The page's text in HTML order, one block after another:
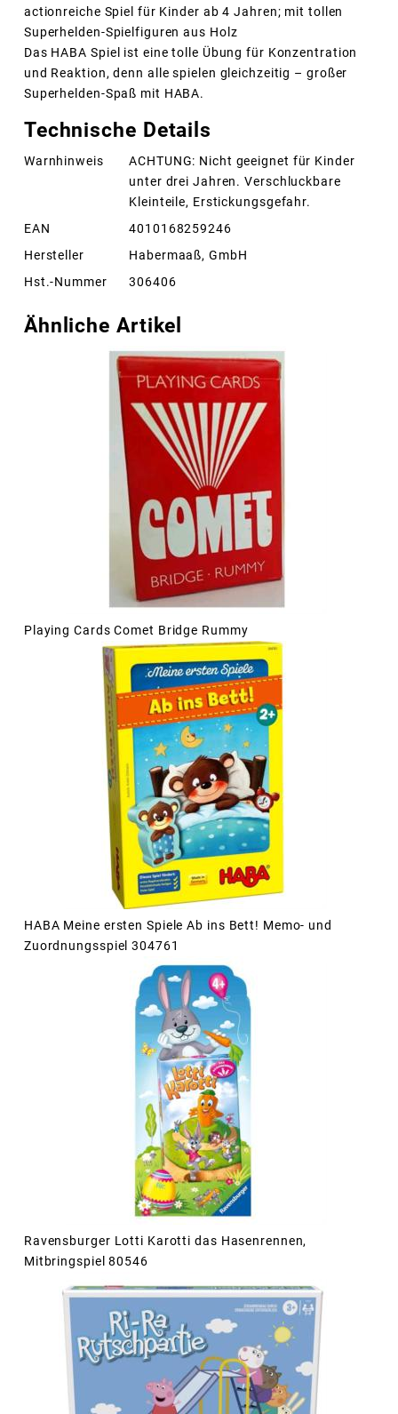
actionreiche Spiel für Kinder ab 4 Jahren; mit tollen
Superhelden-Spielfiguren aus Holz
Das HABA Spiel ist eine tolle Übung für Konzentration
und Reaktion, denn alle spielen gleichzeitig – großer
Superhelden-Spaß mit HABA.
Technische Details
Warnhinweis
ACHTUNG: Nicht geeignet für Kinder
unter drei Jahren. Verschluckbare
Kleinteile, Erstickungsgefahr.
EAN
4010168259246
Hersteller
Habermaaß, GmbH
Hst.-Nummer
306406
Ähnliche Artikel
Playing Cards Comet Bridge Rummy
HABA Meine ersten Spiele Ab ins Bett! Memo- und
Zuordnungsspiel 304761
Ravensburger Lotti Karotti das Hasenrennen,
Mitbringspiel 80546